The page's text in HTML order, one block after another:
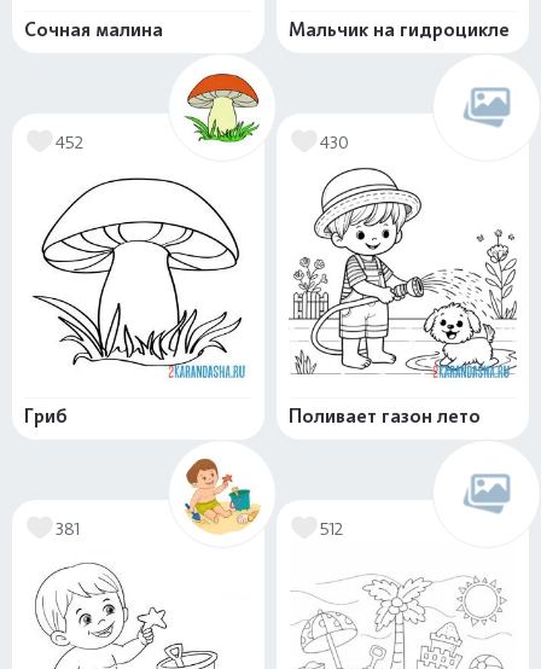
Сочная малина Мальчик на гидроцикле
452
Гриб
430
Поливает газон лето
381 512